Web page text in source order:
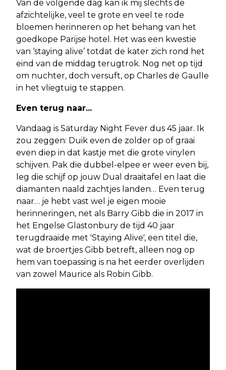
Van de volgende dag kan ik mij slechts de
afzichtelijke, veel te grote en veel te rode
bloemen herinneren op het behang van het
goedkope Parijse hotel. Het was een kwestie
van ‘staying alive’ totdat de kater zich rond het
eind van de middag terugtrok. Nog net op tijd
om nuchter, doch versuft, op Charles de Gaulle
in het vliegtuig te stappen.
Even terug naar...
Vandaag is Saturday Night Fever dus 45 jaar. Ik
zou zeggen: Duik even de zolder op of graai
even diep in dat kastje met die grote vinylen
schijven. Pak die dubbel-elpee er weer even bij,
leg die schijf op jouw Dual draaitafel en laat die
diamanten naald zachtjes landen… Even terug
naar… je hebt vast wel je eigen mooie
herinneringen, net als Barry Gibb die in 2017 in
het Engelse Glastonbury de tijd 40 jaar
terugdraaide met 'Staying Alive', een titel die,
wat de broertjes Gibb betreft, alleen nog op
hem van toepassing is na het eerder overlijden
van zowel Maurice als Robin Gibb.